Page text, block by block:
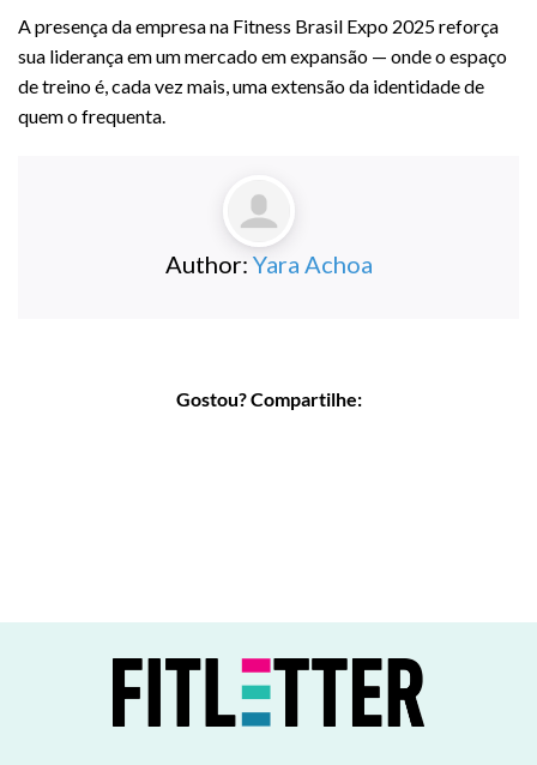
A presença da empresa na Fitness Brasil Expo 2025 reforça
sua liderança em um mercado em expansão — onde o espaço
de treino é, cada vez mais, uma extensão da identidade de
quem o frequenta.
Author: Yara Achoa
Gostou? Compartilhe: